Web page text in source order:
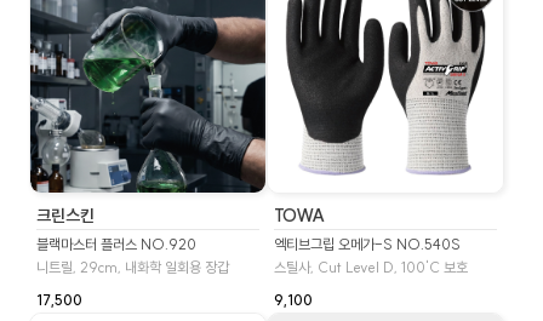
크린스킨
블랙마스터 플러스 NO.920
니트릴, 29cm, 내화학 일회용 장갑
17,500
TOWA
엑티브그립 오메가-S NO.540S
스틸사, Cut Level D, 100'C 보호
9,100